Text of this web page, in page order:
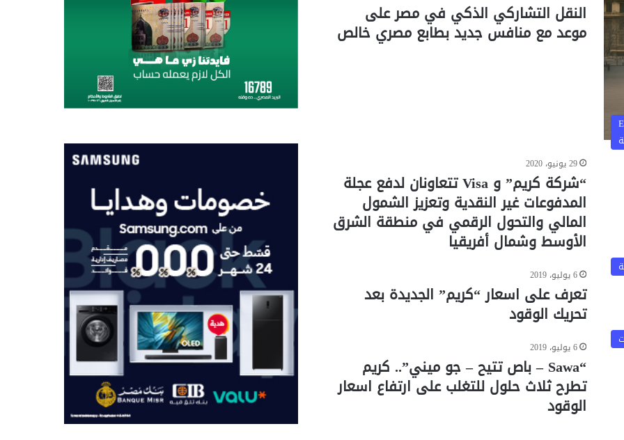
النقل التشاركي الذكي في مصر على
موعد مع منافس جديد بطابع مصري خالص
29 يونيو، 2020
“شركة كريم” و Visa تتعاونان لدفع عجلة
المدفوعات غير النقدية وتعزيز الشمول
المالي والتحول الرقمي في منطقة الشرق
الأوسط وشمال أفريقيا
6 يوليو، 2019
تعرف على اسعار “كريم” الجديدة بعد
تحريك الوقود
6 يوليو، 2019
“Sawa – باص تتيح – جو ميني”.. كريم
تطرح ثلاث حلول للتغلب على ارتفاع اسعار
الوقود